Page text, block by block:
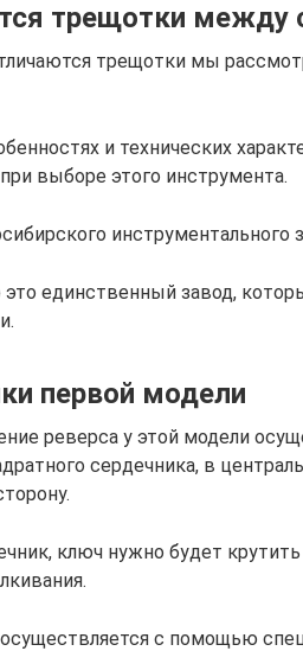
трещотки между
трещотки мы
и технических
выборе этого инструмента.
инструментального
это единственный завод,
первой модели
реверса у этой модели
сердечника, в
ключ нужно будет
с помощью